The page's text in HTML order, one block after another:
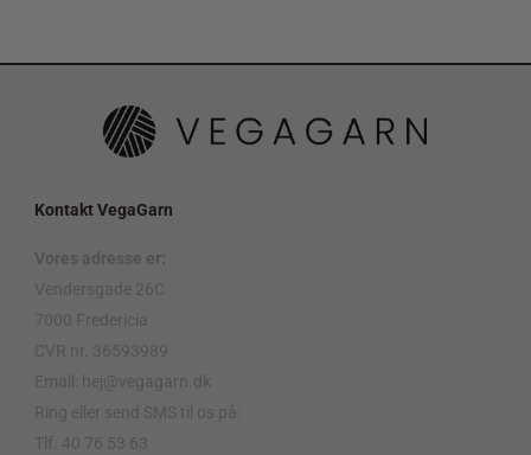
Kontakt VegaGarn
Vores adresse er:
Vendersgade 26C
7000 Fredericia
CVR nr. 36593989
Email: hej@vegagarn.dk
Ring eller send SMS til os på:
Tlf. 40 76 53 63